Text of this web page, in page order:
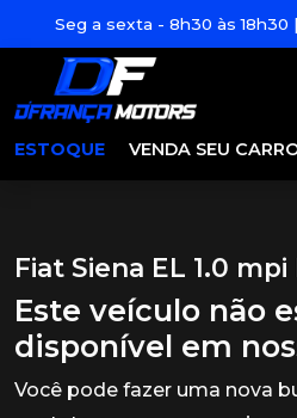
Seg a sexta - 8h30 às 18h30
ESTOQUE VENDA SEU
Fiat Siena EL 1.0
Este veículo não
disponível em
Você pode fazer uma nova